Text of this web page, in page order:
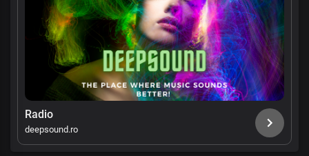
Radio
deepsound.ro